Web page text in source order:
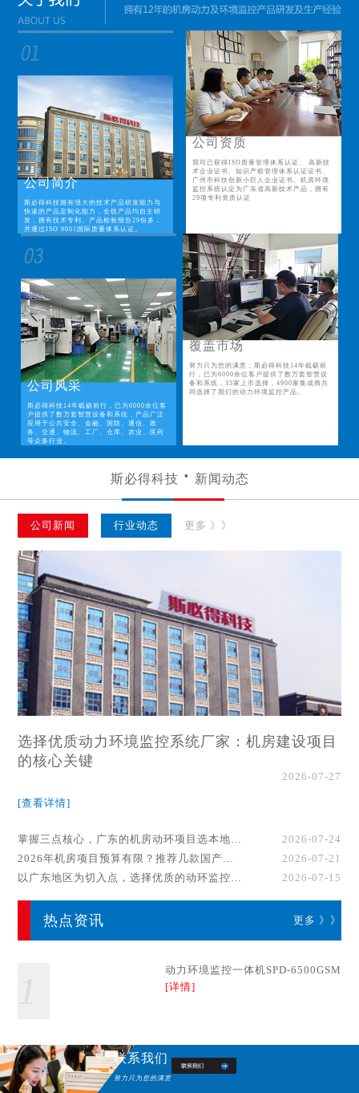
公司简介
斯必得科技拥有强大的技术产品研发能力与
快速的产品定制化能力，全线产品均自主研
发，拥有技术专利、产品检验报告29份多，
并通过ISO 9001国际质量体系认证。
公司资质
我司已获得ISO质量管理体系认证、 高新技
术企业证书、知识产权管理体系认证证书、
广州市科技创新小巨人企业证书、机房环境
监控系统认定为广东省高新技术产品，拥有
29项专利资质认证
公司风采
斯必得科技14年砥砺前行，已为6000余位客
户提供了数万套智慧设备和系统，产品广泛
应用于公共安全、金融、国防、通信、政
务、交通、物流、工厂、仓库、农业、医药
等众多行业。
覆盖市场
努力只为您的满意；斯必得科技14年砥砺前
行，已为6000余位客户提供了数万套智慧设
备和系统，35家上市选择，4900家集成商共
同选择了我们的动力环境监控产品。
斯必得科技 新闻动态
公司新闻 行业动态 更多 》》
选择优质动力环境监控系统厂家：机房建设项目
的核心关键
2026-07-27
[查看详情]
掌握三点核心，广东的机房动环项目选本地厂家事半功倍！
2026-07-24
2026年机房项目预算有限？推荐几款国产动环监控系统品牌
2026-07-21
以广东地区为切入点，选择优质的动环监控系统厂家
2026-07-15
热点资讯 更多 》》
动力环境监控一体机SPD-6500GSM
[详情]
联系我们
努力只为您的满意